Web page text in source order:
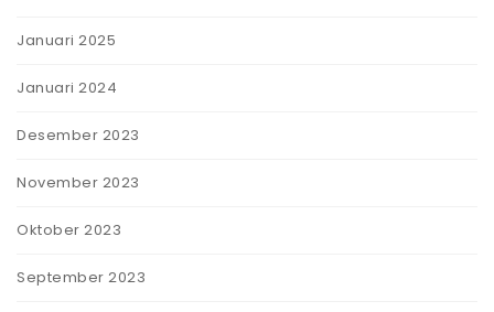
Januari 2025
Januari 2024
Desember 2023
November 2023
Oktober 2023
September 2023